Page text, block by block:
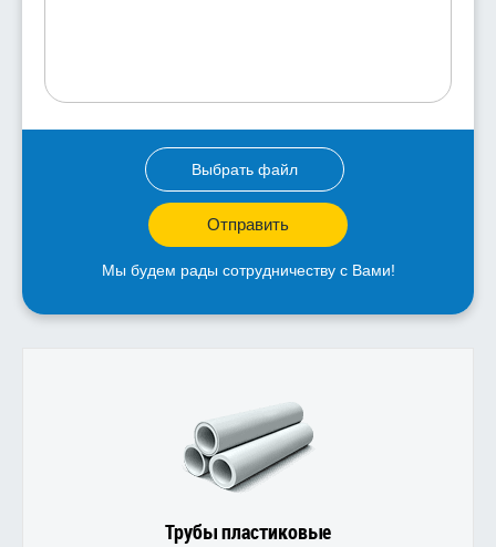
Выбрать файл
Отправить
Мы будем рады сотрудничеству с Вами!
Трубы пластиковые